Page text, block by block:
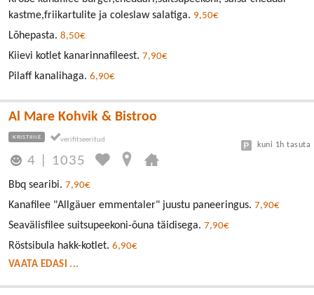
kastme,friikartulite ja coleslaw salatiga. 9,50€
Lõhepasta. 8,50€
Kiievi kotlet kanarinnafileest. 7,90€
Pilaff kanalihaga. 6,90€
Al Mare Kohvik & Bistroo
KRISTIINE
4 1035
kuni 1h tasuta
Bbq searibi. 7,90€
Kanafilee "Allgäuer emmentaler" juustu paneeringus. 7,90€
Seavälisfilee suitsupeekoni-õuna täidisega. 7,90€
Röstsibula hakk-kotlet. 6,90€
VAATA EDASI ...